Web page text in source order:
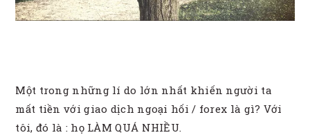
Một trong những lí do lớn nhất khiến người ta
mất tiền với giao dịch ngoại hối / forex là gì? Với
tôi, đó là : họ LÀM QUÁ NHIỀU.